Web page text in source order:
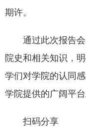
期许。
通过此次报告
院史和相关知识，
学们对学院的认同
学院提供的广阔平
扫码分享